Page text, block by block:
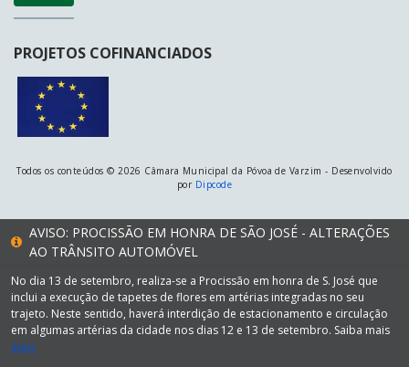
PROJETOS COFINANCIADOS
Todos os conteúdos © 2026 Câmara Municipal da Póvoa de Varzim - Desenvolvido
por Dipcode
AVISO: PROCISSÃO EM HONRA DE SÃO JOSÉ - ALTERAÇÕES
AO TRÂNSITO AUTOMÓVEL
No dia 13 de setembro, realiza-se a Procissão em honra de S. José que
inclui a execução de tapetes de flores em artérias integradas no seu
trajeto. Neste sentido, haverá interdição de estacionamento e circulação
em algumas artérias da cidade nos dias 12 e 13 de setembro. Saiba mais
aqui.